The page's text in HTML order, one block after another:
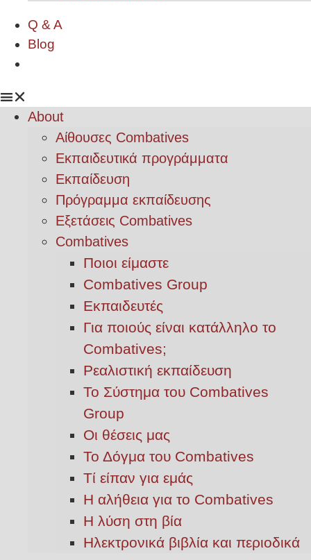
Q & A
Blog
About
Αίθουσες Combatives
Εκπαιδευτικά προγράμματα
Εκπαίδευση
Πρόγραμμα εκπαίδευσης
Εξετάσεις Combatives
Combatives
Ποιοι είμαστε
Combatives Group
Εκπαιδευτές
Για ποιούς είναι κατάλληλο το
Combatives;
Ρεαλιστική εκπαίδευση
Το Σύστημα του Combatives
Group
Οι θέσεις μας
Το Δόγμα του Combatives
Τί είπαν για εμάς
Η αλήθεια για το Combatives
Η λύση στη βία
Ηλεκτρονικά βιβλία και περιοδικά